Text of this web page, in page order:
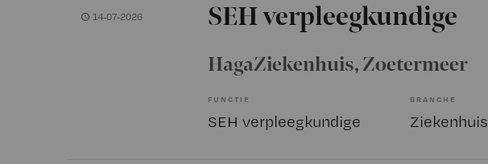
14-07-2026 SEH verpleegkundige
HagaZiekenhuis, Zoetermeer
FUNCTIE
SEH verpleegkundige
BRANCHE
Ziekenhuis